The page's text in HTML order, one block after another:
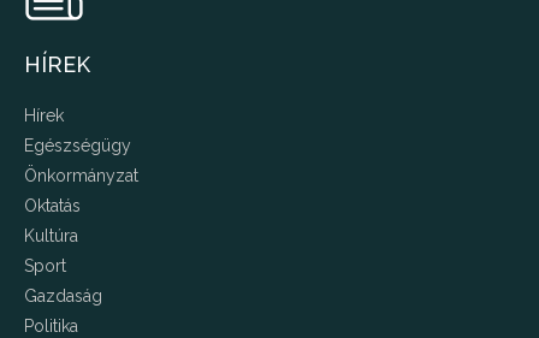
HÍREK
Hírek
Egészségügy
Önkormányzat
Oktatás
Kultúra
Sport
Gazdaság
Politika